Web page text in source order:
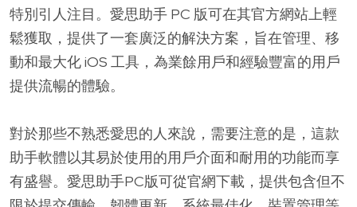
特別引人注目。愛思助手 PC 版可在其官方網站上輕
鬆獲取，提供了一套廣泛的解決方案，旨在管理、移
動和最大化 iOS 工具，為業餘用戶和經驗豐富的用戶
提供流暢的體驗。
對於那些不熟悉愛思的人來說，需要注意的是，這款
助手軟體以其易於使用的用戶介面和耐用的功能而享
有盛譽。愛思助手PC版可從官網下載，提供包含但不